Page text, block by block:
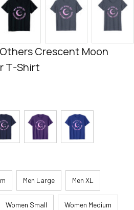
Crescent Moon
T-Shirt
Men Large Men XL
Women Small Women Medium